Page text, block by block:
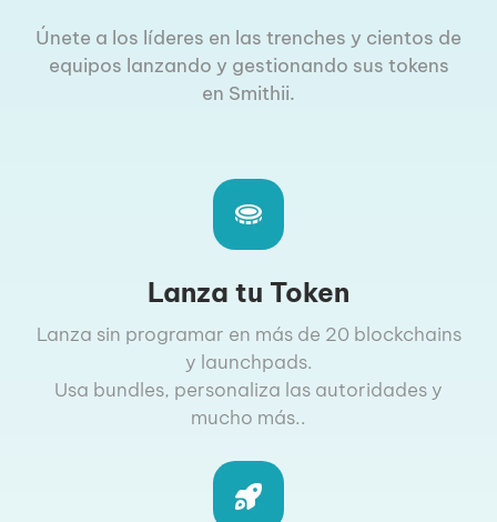
Únete a los líderes en las trenches y cientos de
equipos lanzando y gestionando sus tokens
en Smithii.
Lanza tu Token
Lanza sin programar en más de 20 blockchains
y launchpads.
Usa bundles, personaliza las autoridades y
mucho más..